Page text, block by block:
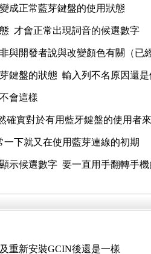
成正常藍芽鍵盤的使用狀態
才會正常出現詞音的候選數字
與開發者說與改變顏色有關（已
鍵盤的狀態 輸入列不名原因還
會這樣
實對於有用藍牙鍵盤的使用者
下就又在使用藍芽連線的初期
示候選數字 要一直用手翻轉手
重新安裝GCIN後還是一樣